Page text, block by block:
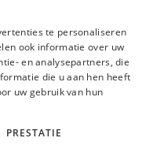
Abonneer
te personaliseren
ook informatie over uw
en analysepartners, die
die u aan hen heeft
uw gebruik van hun
PRESTATIE